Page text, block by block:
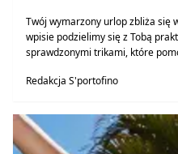
Twój wymarzony urlop zbliża się
wpisie podzielimy się z Tobą
sprawdzonymi trikami, które
obaw o zbyt ciężki bagaż. Czas
Redakcja S'portofino